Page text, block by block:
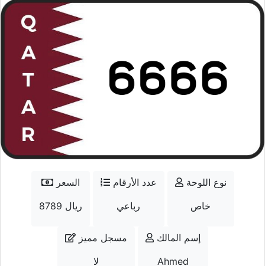
السعر
8789 ريال
عدد الأرقام
رباعي
نوع اللوحة
خاص
مسجل مميز
لا
إسم المالك
Ahmed